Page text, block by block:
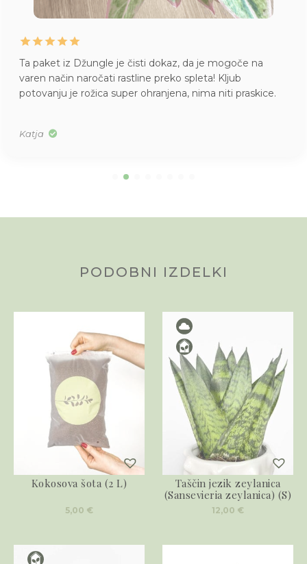
Ta paket iz Džungle je čisti dokaz, da je mogoče na
varen način naročati rastline preko spleta! Kljub
potovanju je rožica super ohranjena, nima niti praskice.
Katja
PODOBNI IZDELKI
Kokosova šota (2 L)
5,00 €
Taščin jezik zeylanica
(Sansevieria zeylanica) (S)
12,00 €